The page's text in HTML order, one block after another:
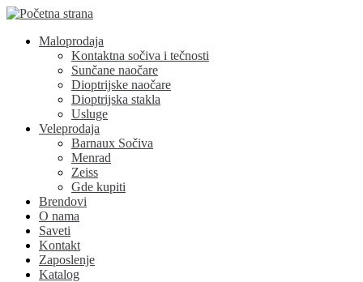
Maloprodaja
Kontaktna sočiva i tečnosti
Sunčane naočare
Dioptrijske naočare
Dioptrijska stakla
Usluge
Veleprodaja
Barnaux Sočiva
Menrad
Zeiss
Gde kupiti
Brendovi
O nama
Saveti
Kontakt
Zaposlenje
Katalog